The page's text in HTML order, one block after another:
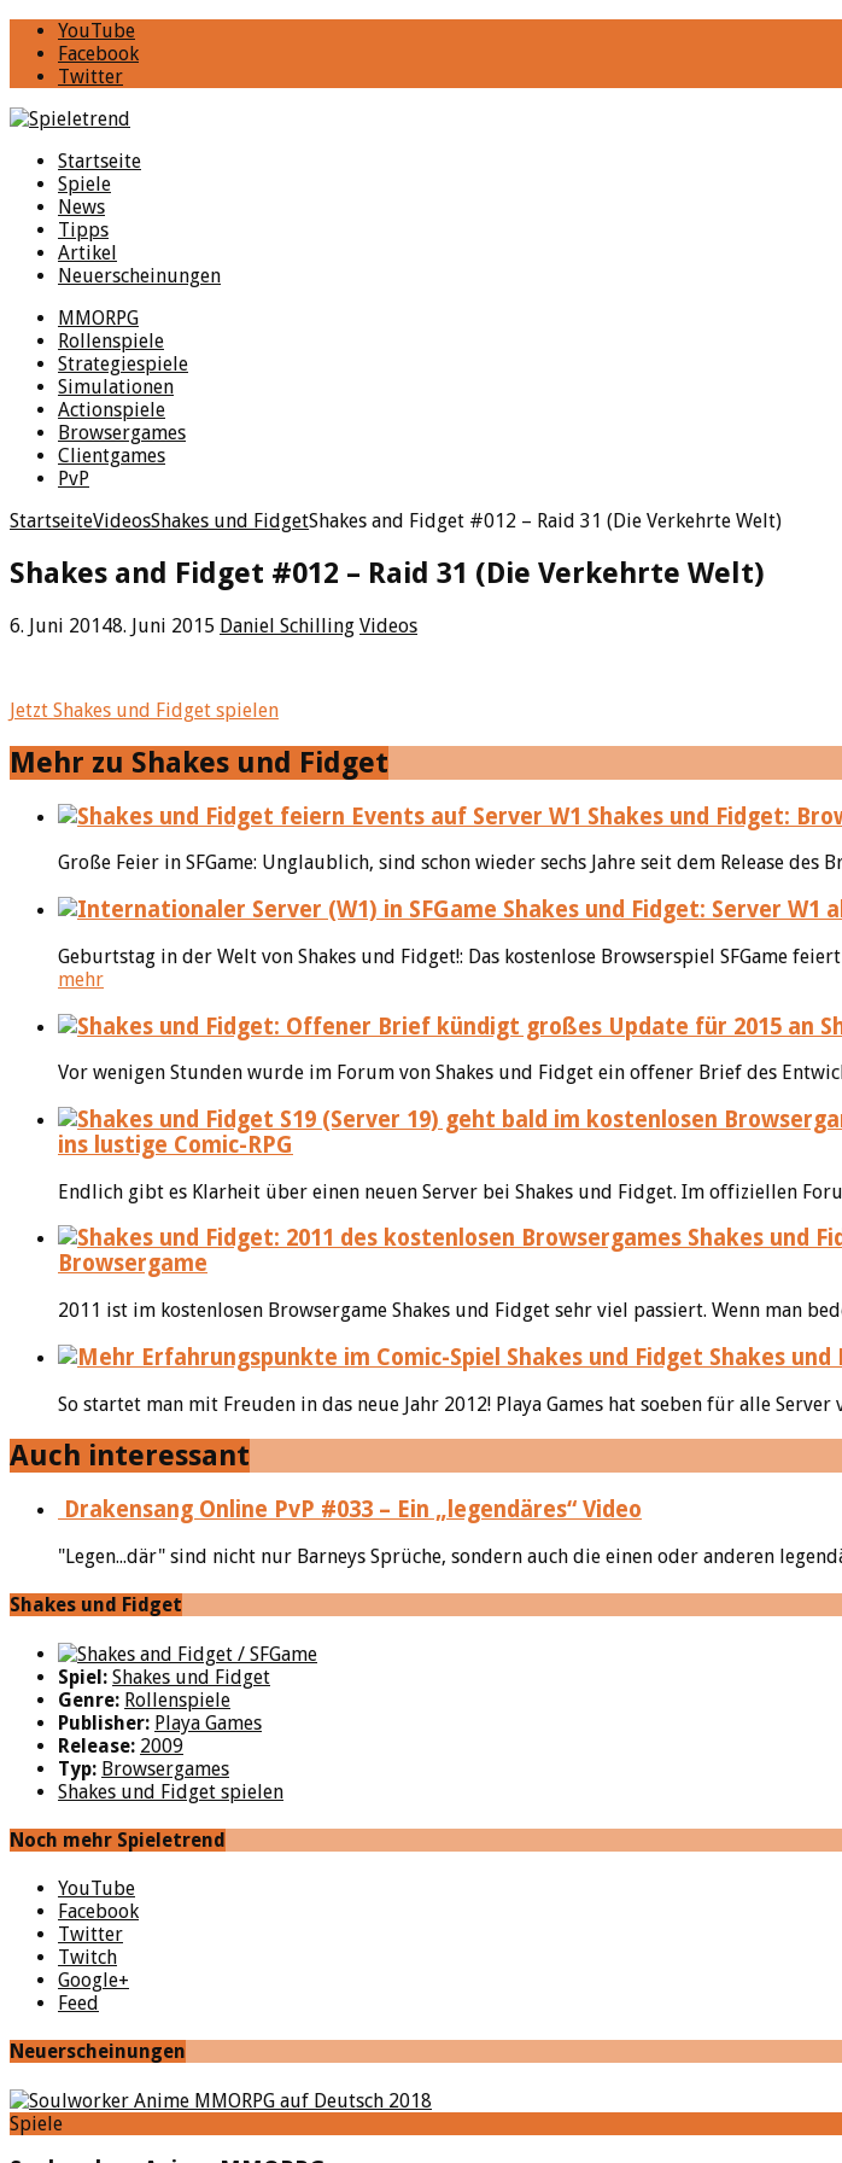
YouTube
Facebook
Twitter
Startseite
Spiele
News
Tipps
Artikel
Neuerscheinungen
MMORPG
Rollenspiele
Strategiespiele
Simulationen
Actionspiele
Browsergames
Clientgames
PvP
StartseiteVideosShakes und FidgetShakes and Fidget #012 – Raid 31 (Die Verkehrte Welt)
Shakes and Fidget #012 – Raid 31 (Die Verkehrte Welt)
6. Juni 20148. Juni 2015 Daniel Schilling Videos
Jetzt Shakes und Fidget spielen
Mehr zu Shakes und Fidget
Shakes und Fidget:
Große Feier in SFGame: Unglaublich, sind schon wieder sechs Jahre seit dem Release des
Shakes und Fidget: Server W1
Geburtstag in der Welt von Shakes und Fidget!: Das kostenlose Browserspiel SFGame
mehr
Vor wenigen Stunden wurde im Forum von Shakes und Fidget ein offener Brief des
ins lustige Comic-RPG
Endlich gibt es Klarheit über einen neuen Server bei Shakes und Fidget. Im offiziellen
Shakes und
Browsergame
2011 ist im kostenlosen Browsergame Shakes und Fidget sehr viel passiert. Wenn man
Shakes
So startet man mit Freuden in das neue Jahr 2012! Playa Games hat soeben für alle Server
Auch interessant
Drakensang Online PvP #033 – Ein „legendäres“ Video
"Legen...där" sind nicht nur Barneys Sprüche, sondern auch die einen oder anderen
Shakes und Fidget
Spiel: Shakes und Fidget
Genre: Rollenspiele
Publisher: Playa Games
Release: 2009
Typ: Browsergames
Shakes und Fidget spielen
Noch mehr Spieletrend
YouTube
Facebook
Twitter
Twitch
Google+
Feed
Neuerscheinungen
Spiele